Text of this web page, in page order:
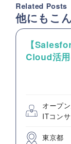
Related Posts
他にもこ
【
Cloud活
オープ
ITコン
東京都